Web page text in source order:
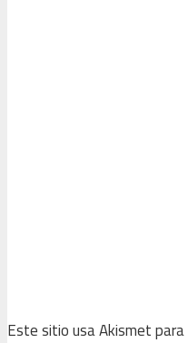
Este sitio usa Akismet para